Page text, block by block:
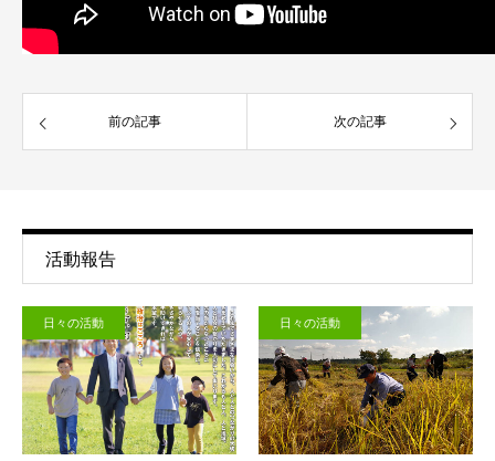
前の記事 次の記事
活動報告
日々の活動 日々の活動